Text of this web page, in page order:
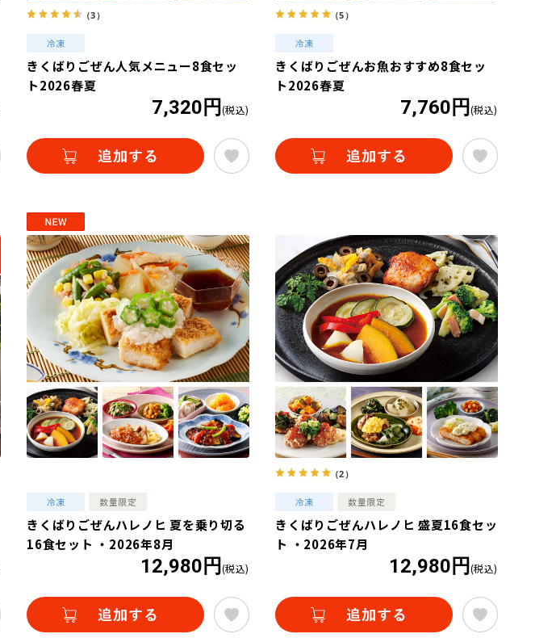
（3）
きくばりごぜん人気メニュー8食セッ
ト2026春夏
7,320円 (税込)
（5）
きくばりごぜんお魚おすすめ8食セッ
ト2026春夏
7,760円 (税込)
きくばりごぜんハレノヒ 夏を乗り切る
16食セット ・2026年8月
12,980円 (税込)
（2）
きくばりごぜんハレノヒ 盛夏16食セッ
ト ・2026年7月
12,980円 (税込)